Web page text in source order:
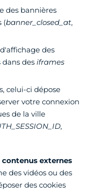
des bannières
(banner_closed_at,
des
des iframes
celui-ci dépose
votre connexion
de la ville
,
contenus externes
des vidéos ou des
des cookies